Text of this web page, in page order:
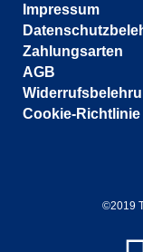
Impressum
Zahlungsarten
AGB
Cookie-Richtlinie
©2019